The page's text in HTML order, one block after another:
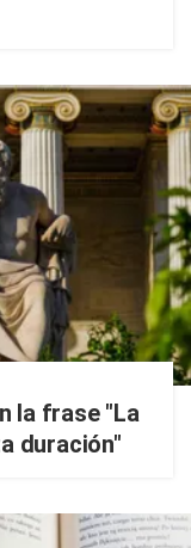
la frase "La
duración"